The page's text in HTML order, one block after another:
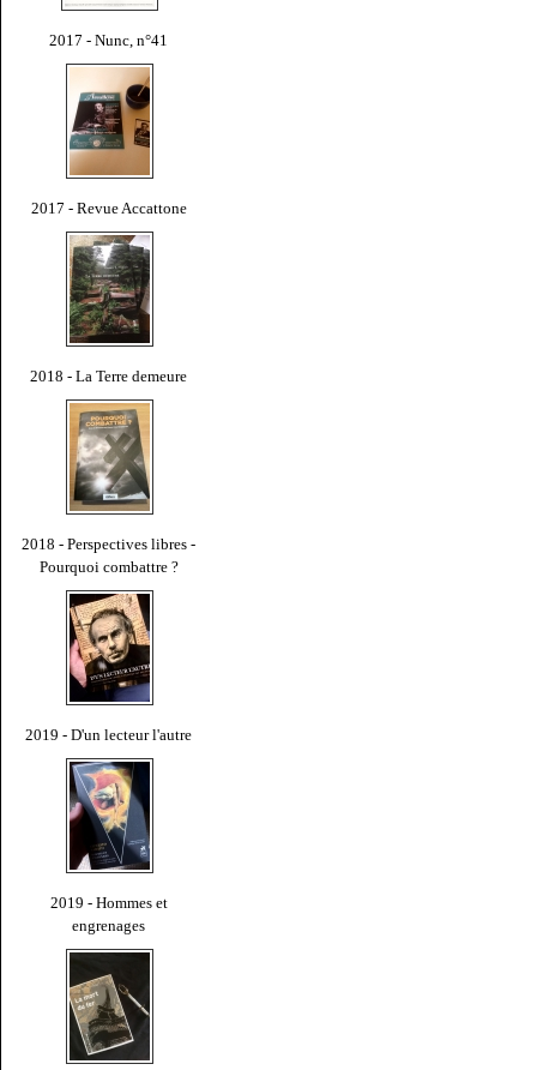
2017 - Nunc, n°41
2017 - Revue Accattone
2018 - La Terre demeure
2018 - Perspectives libres -
Pourquoi combattre ?
2019 - D'un lecteur l'autre
2019 - Hommes et
engrenages